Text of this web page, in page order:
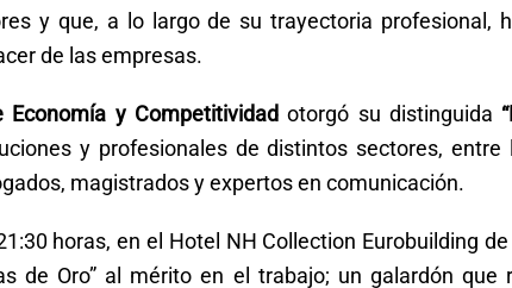
y que, a lo largo de su trayectoria profesional,
de las empresas.
Economía y Competitividadotorgó su distinguida
y profesionales de distintos sectores,
magistrados y expertos en comunicación.
horas, en el Hotel NH Collection Eurobuilding
de Oro” al mérito en el trabajo; un galardón que